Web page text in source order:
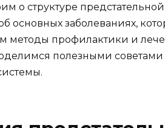
о структуре
основных заболеваниях,
методы профилактики и
полезными советами